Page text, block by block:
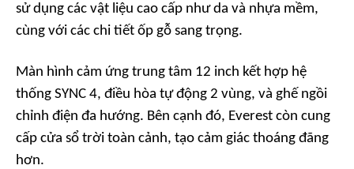
sử dụng các vật liệu cao cấp như da và nhựa mềm,
cùng với các chi tiết ốp gỗ sang trọng.
Màn hình cảm ứng trung tâm 12 inch kết hợp hệ
thống SYNC 4, điều hòa tự động 2 vùng, và ghế ngồi
chỉnh điện đa hướng. Bên cạnh đó, Everest còn cung
cấp cửa sổ trời toàn cảnh, tạo cảm giác thoáng đãng
hơn.